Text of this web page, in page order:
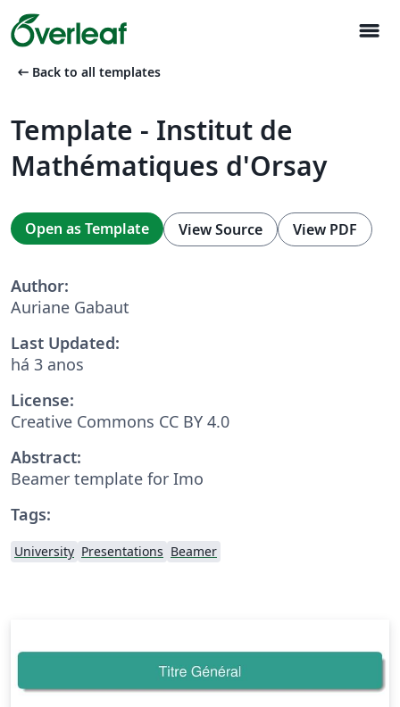
menu
arrow_left_alt Back to all templates
Template - Institut de
Mathématiques d'Orsay
Open as Template View Source View PDF
Author:
Auriane Gabaut
Last Updated:
há 3 anos
License:
Creative Commons CC BY 4.0
Abstract:
Beamer template for Imo
Tags:
University Presentations Beamer